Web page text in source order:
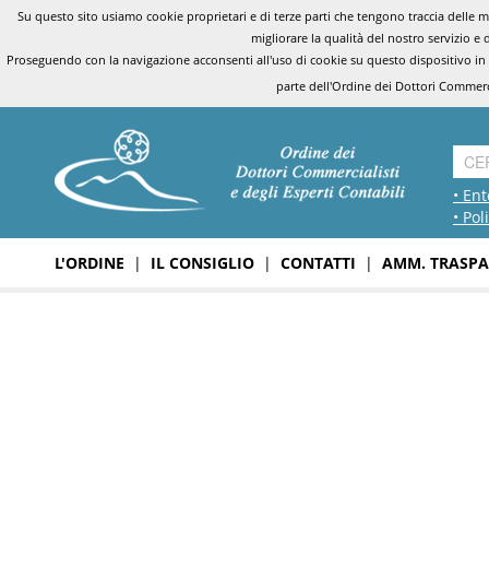
Su questo sito usiamo cookie proprietari e di terze parti che tengono traccia
migliorare la qualità del nostro servizio e
Proseguendo con la navigazione acconsenti all'uso di cookie su questo dispositivo
parte dell'Ordine dei Dottori
•
•
L'ORDINE | IL CONSIGLIO | CONTATTI | AMM.